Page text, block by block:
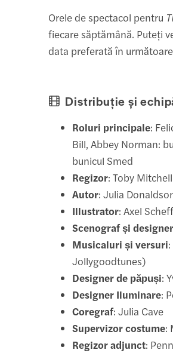
Orele de spectacol pentru
fiecare săptămână. Puteți
data preferată în
Distribuție și
Roluri principale:
Bill, Abbey Norman:
bunicul Smed
Regizor: Toby Mitchell
Autor: Julia
Illustrator: Axel
Scenograf și
Musicaluri și versuri
Jollygoodtunes)
Designer de păpuși:
Designer Iluminare:
Coregraf: Julia Cave
Supervizor costume:
Regizor adjunct: